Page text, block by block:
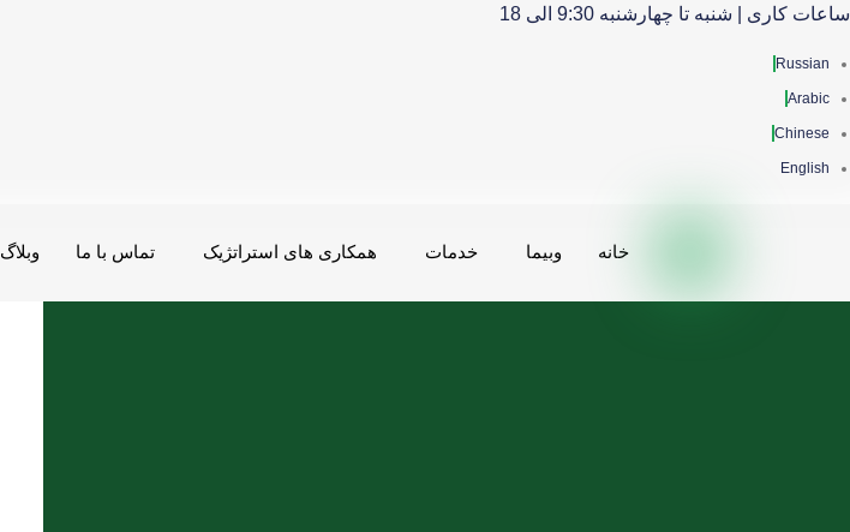
ساعات کاری | شنبه تا چهارشنبه 9:30 الی 18
Russian
Arabic
Chinese
English
خانه وبیما خدمات همکاری های استراتژیک تماس با ما وبلاگ